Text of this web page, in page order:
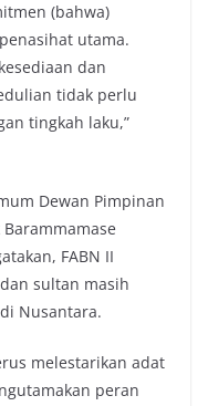
(bahwa)
utama.
dan
tidak perlu
tingkah laku,”
Dewan Pimpinan
FABN II
sultan masih
Nusantara.
melestarikan adat
peran